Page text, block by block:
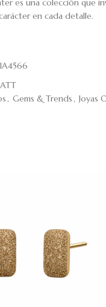
es una colección que
en cada detalle.
, Gems & Trends, Joyas